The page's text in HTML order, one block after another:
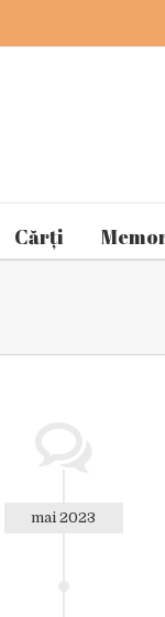
Cărți
mai 2023